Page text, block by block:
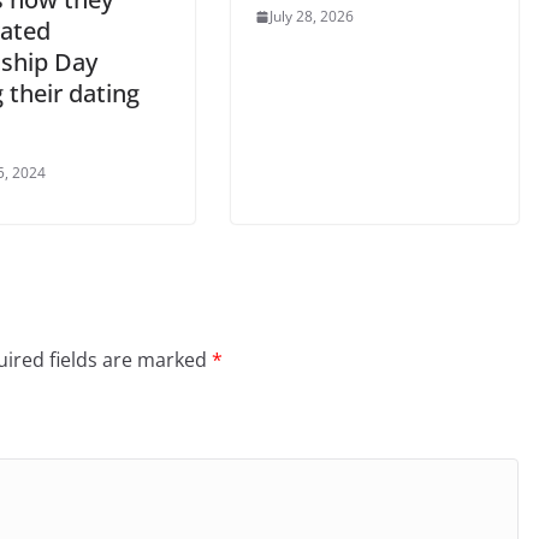
Day
their dating
2024
July 28, 2026
fields are marked *